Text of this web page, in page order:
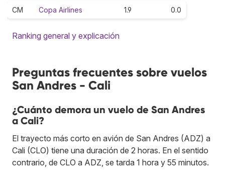
CM Copa Airlines 1.9 0.0
Ranking general y explicación
Preguntas frecuentes sobre vuelos
San Andres - Cali
¿Cuánto demora un vuelo de San Andres
a Cali?
El trayecto más corto en avión de San Andres (ADZ) a
Cali (CLO) tiene una duración de 2 horas. En el sentido
contrario, de CLO a ADZ, se tarda 1 hora y 55 minutos.